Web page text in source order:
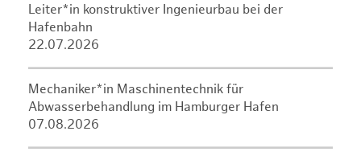
Leiter*in konstruktiver Ingenieurbau bei der
Hafenbahn
22.07.2026
Mechaniker*in Maschinentechnik für
Abwasserbehandlung im Hamburger Hafen
07.08.2026